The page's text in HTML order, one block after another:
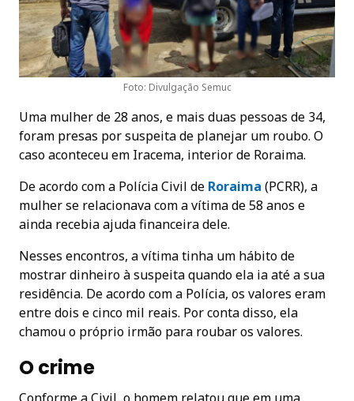
Foto: Divulgação Semuc
Uma mulher de 28 anos, e mais duas pessoas de 34,
foram presas por suspeita de planejar um roubo. O
caso aconteceu em Iracema, interior de Roraima.
De acordo com a Polícia Civil de Roraima (PCRR), a
mulher se relacionava com a vítima de 58 anos e
ainda recebia ajuda financeira dele.
Nesses encontros, a vítima tinha um hábito de
mostrar dinheiro à suspeita quando ela ia até a sua
residência. De acordo com a Polícia, os valores eram
entre dois e cinco mil reais. Por conta disso, ela
chamou o próprio irmão para roubar os valores.
O crime